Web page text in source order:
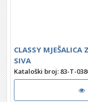
CLASSY MJEŠALICA
SIVA
Kataloški broj: 83-T-